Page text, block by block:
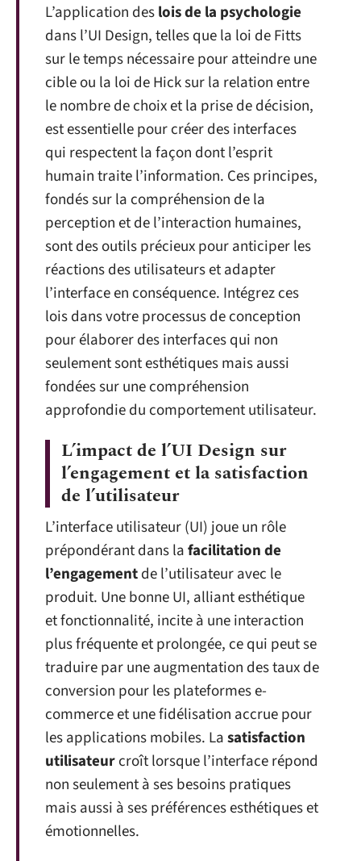
L’application deslois de la psychologie
dans l’UI Design, telles que la loi de Fitts
sur le temps nécessaire pour atteindre une
cible ou la loi de Hick sur la relation entre
le nombre de choix et la prise de décision,
est essentielle pour créer des interfaces
qui respectent la façon dont l’esprit
humain traite l’information. Ces principes,
fondés sur la compréhension de la
perception et de l’interaction humaines,
sont des outils précieux pour anticiper les
réactions des utilisateurs et adapter
l’interface en conséquence. Intégrez ces
lois dans votre processus de conception
pour élaborer des interfaces qui non
seulement sont esthétiques mais aussi
fondées sur une compréhension
approfondie du comportement utilisateur.
L’impact de l’UI Design sur
l’engagement et la satisfaction
de l’utilisateur
L’interface utilisateur (UI) joue un rôle
prépondérant dans lafacilitation de
l’engagementde l’utilisateur avec le
produit. Une bonne UI, alliant esthétique
et fonctionnalité, incite à une interaction
plus fréquente et prolongée, ce qui peut se
traduire par une augmentation des taux de
conversion pour les plateformes e-
commerce et une fidélisation accrue pour
les applications mobiles. Lasatisfaction
utilisateurcroît lorsque l’interface répond
non seulement à ses besoins pratiques
mais aussi à ses préférences esthétiques et
émotionnelles.